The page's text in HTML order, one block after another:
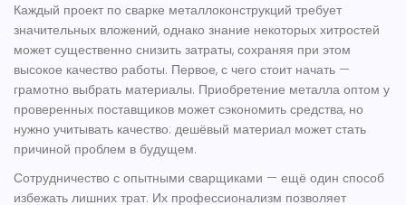
Каждый проект по сварке металлоконструкций требует
значительных вложений, однако знание некоторых хитростей
может существенно снизить затраты, сохраняя при этом
высокое качество работы. Первое, с чего стоит начать —
грамотно выбрать материалы. Приобретение металла оптом у
проверенных поставщиков может сэкономить средства, но
нужно учитывать качество: дешёвый материал может стать
причиной проблем в будущем.
Сотрудничество с опытными сварщиками — ещё один способ
избежать лишних трат. Их профессионализм позволяет